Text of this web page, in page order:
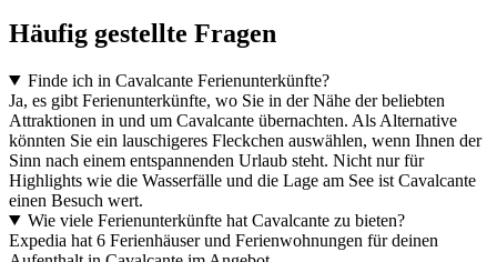
Häufig gestellte Fragen
Finde ich in Cavalcante Ferienunterkünfte?
Ja, es gibt Ferienunterkünfte, wo Sie in der Nähe der beliebten
Attraktionen in und um Cavalcante übernachten. Als Alternative
könnten Sie ein lauschigeres Fleckchen auswählen, wenn Ihnen der
Sinn nach einem entspannenden Urlaub steht. Nicht nur für
Highlights wie die Wasserfälle und die Lage am See ist Cavalcante
einen Besuch wert.
Wie viele Ferienunterkünfte hat Cavalcante zu bieten?
Expedia hat 6 Ferienhäuser und Ferienwohnungen für deinen